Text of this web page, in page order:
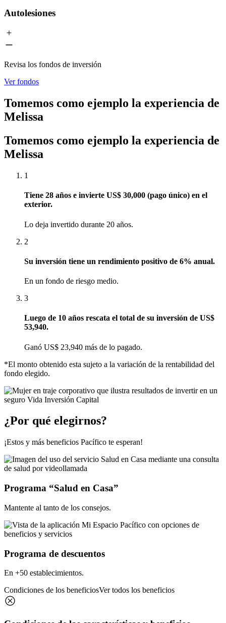
Autolesiones
Revisa los fondos de inversión
Ver fondos
Tomemos como ejemplo la experiencia de
Melissa
Tomemos como ejemplo la experiencia de
Melissa
1
Tiene 28 años e invierte US$ 30,000 (pago único) en el
exterior.
Lo deja invertido durante 20 años.
2
Su inversión tiene un rendimiento positivo de 6% anual.
En un fondo de riesgo medio.
3
Luego de 10 años rescata el total de su inversión de US$
53,940​.
Ganó US$ 23,940 más de lo pagado.
*El monto obtenido esta sujeto a la variación de la rentabilidad del
fondo elegido.
¿Por qué elegirnos?
¡Estos y más beneficios Pacífico te esperan!
Programa “Salud en Casa”
Mantente al tanto de los consejos.
Programa de descuentos
En +50 establecimientos.
Condiciones de los beneficiosVer todos los beneficios